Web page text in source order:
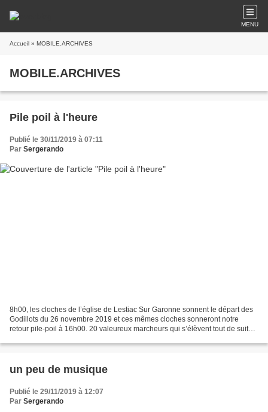
MENU
Accueil » MOBILE.ARCHIVES
MOBILE.ARCHIVES
Pile poil à l'heure
Publié le 30/11/2019 à 07:11
Par Sergerando
8h00, les cloches de l’église de Lestiac Sur Garonne sonnent le départ des
Godillots du 26 novembre 2019 et ces mêmes cloches sonneront notre
retour pile-poil à 16h00. 20 valeureux marcheurs qui s’élèvent tout de suite
un peu de musique
Publié le 29/11/2019 à 12:07
Par Sergerando